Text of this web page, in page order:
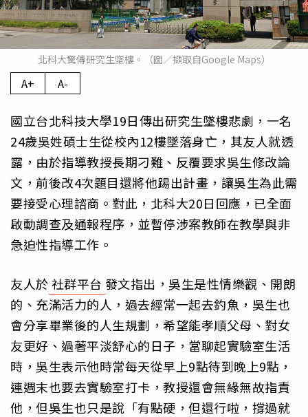
北科大驚傳研究生墜樓。（圖／擷取自Google Maps）
A+ A-
國立台北科技大學19日傳出研究生墜樓悲劇，一名
24歲吳姓碩士生從校內12樓墜落身亡，其友人就透
露，由於指導教授長期刁難、反覆要求吳生修改論
文，前後改4次題目還將他踢出計畫，讓吳生為此需
要接受心理諮商。對此，北科大20日回應，已全面
啟動調查及通報程序，並暫停涉案教師在教學與非
急迫性指導工作。
友人於社群平台 發文指出，吳生是性情樂觀、開朗
的、充滿活力的人，過去經常一起去釣魚，吳生也
會分享畢業後的人生規劃，希望能孝順父母、對女
友更好、過著平淡舒心的日子，當聊起實驗室生活
時，吳生表示他時常每天從早上9點待到晚上9點，
連週末也要去實驗室打卡，教授還會無緣無故指責
他，但吳生也只是說「有點硬，但還行啦，撐過就